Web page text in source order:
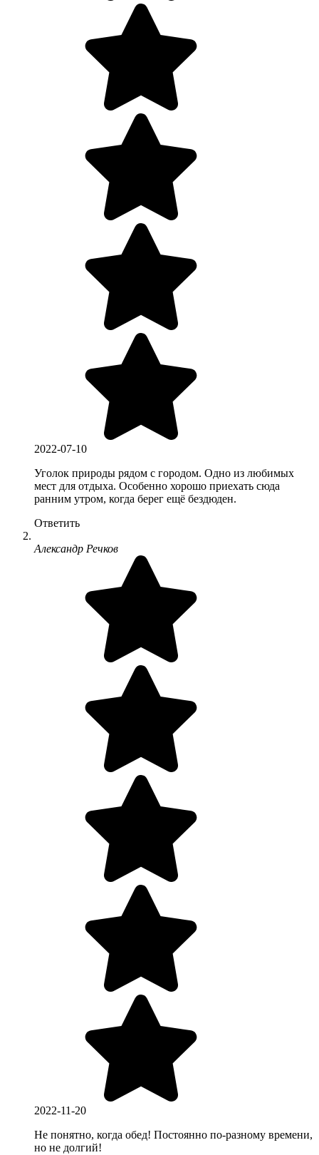
2022-07-10
Уголок природы рядом с городом. Одно из любимых
мест для отдыха. Особенно хорошо приехать сюда
ранним утром, когда берег ещё бездюден.
Ответить
Александр Речков
2022-11-20
Не понятно, когда обед! Постоянно по-разному времени,
но не долгий!